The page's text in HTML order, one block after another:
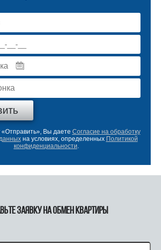
«Отправить», Вы даете Согласие на обработку
на условиях, определенных Политикой
конфиденциальности.
заявку на обмен квартиры